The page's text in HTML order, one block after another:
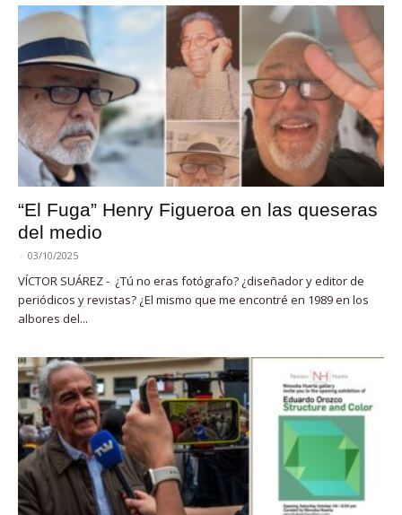
“El Fuga” Henry Figueroa en las queseras
del medio
- 03/10/2025
VÍCTOR SUÁREZ - ¿Tú no eras fotógrafo? ¿diseñador y editor de
periódicos y revistas? ¿El mismo que me encontré en 1989 en los
albores del...